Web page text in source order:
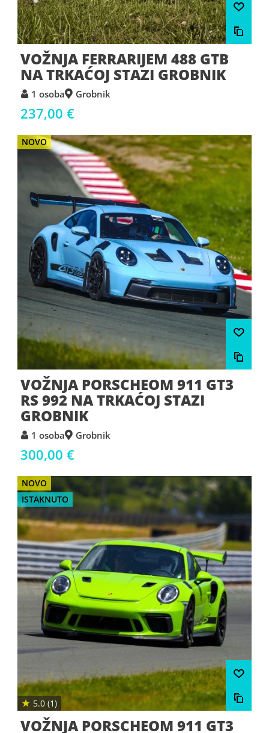
VOŽNJA FERRARIJEM 488 GTB
NA TRKAĆOJ STAZI GROBNIK
1 osoba Grobnik
237,00 €
NOVO
VOŽNJA PORSCHEOM 911 GT3
RS 992 NA TRKAĆOJ STAZI
GROBNIK
1 osoba Grobnik
300,00 €
NOVO
ISTAKNUTO
★ 5.0 (1)
VOŽNJA PORSCHEOM 911 GT3